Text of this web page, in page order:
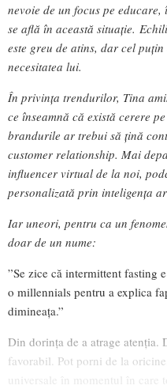
nevoie de un focus pe
se află în această situație.
este greu de atins, dar cel
necesitatea lui.
În privința trendurilor, Tina
ce înseamnă că există cerere
brandurile ar trebui să țină
customer relationship. Mai
influencer virtual de la noi,
personalizată prin inteligența
Iar uneori, pentru ca un
doar de un nume:
”Se zice că intermittent fasting
o millennials pentru a explica
dimineața.”
Din dorința de a atrage atenția.
favorabil. Pot porni de la
universale în momentul în care